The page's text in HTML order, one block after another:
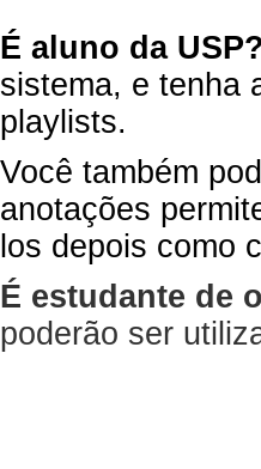
É aluno da USP?
sistema, e tenha
playlists.
Você também
anotações
los depois como
É estudante de
poderão ser